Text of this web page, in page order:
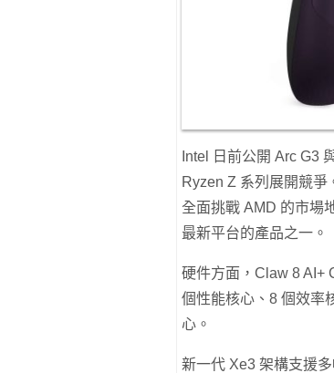
Intel 日前公開 Arc G3
Ryzen Z 系列展開競
全面挑戰 AMD 的市場
最新平台的產品之一。
硬件方面，Claw 8 AI+
個性能核心、8 個效率
心。
新一代 Xe3 架構支援